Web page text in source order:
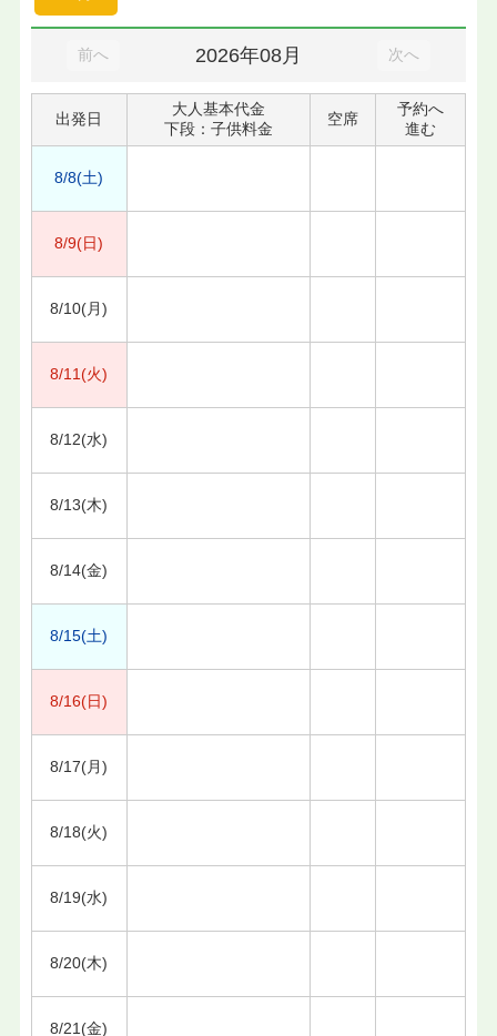
前へ 2026年08月 次へ
出発日
大人基本代金
下段：子供料金
空席
予約へ
進む
8/8(土)
8/9(日)
8/10(月)
8/11(火)
8/12(水)
8/13(木)
8/14(金)
8/15(土)
8/16(日)
8/17(月)
8/18(火)
8/19(水)
8/20(木)
8/21(金)